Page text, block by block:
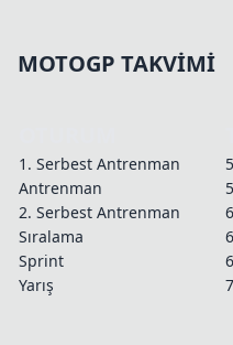
MOTOGP TAKVİMİ
1. Serbest Antrenman
Antrenman
2. Serbest Antrenman
Sıralama
Sprint
Yarış